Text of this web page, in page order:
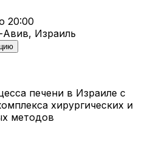
20:00
Израиль
печени в Израиле с
хирургических и
методов